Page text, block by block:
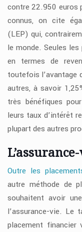
contre 22.950 euros
connus, on cite
(LEP) qui,
le monde. Seules
en termes de
toutefois l’avantage
autres, à savoir
très bénéfiques
leurs taux d’intérêt
plupart des autres
Outre les
autre méthode de
souhaitent avoir
l’assurance-vie. Le
placement